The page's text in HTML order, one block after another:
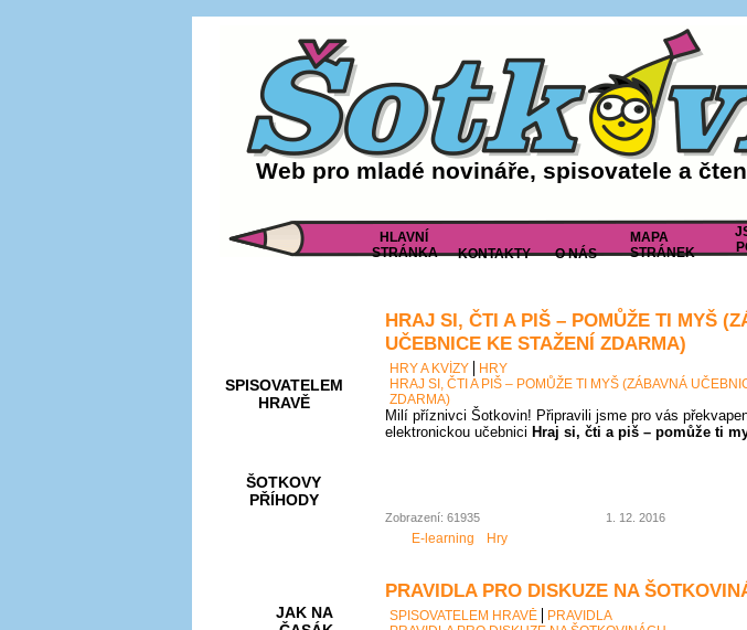
Web pro mladé novináře, spisovatele a
HLAVNÍ
STRÁNKA
KONTAKTY O NÁS
MAPA
STRÁNEK
SPISOVATELEM
HRAVĚ
ŠOTKOVY
PŘÍHODY
JAK NA
HRAJ SI, ČTI A PIŠ – POMŮŽE TI MYŠ
UČEBNICE KE STAŽENÍ ZDARMA)
HRY A KVÍZY
HRY
HRAJ SI, ČTI A PIŠ – POMŮŽE TI MYŠ (ZÁBAVNÁ
ZDARMA)
Milí příznivci Šotkovin! Připravili jsme pro vás
elektronickou učebnici Hraj si, čti a piš – pomůže ti
Zobrazení: 61935 1. 12. 2016
E-learning Hry
PRAVIDLA PRO DISKUZE NA
SPISOVATELEM HRAVĚ
PRAVIDLA